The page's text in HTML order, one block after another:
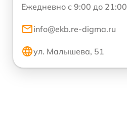
Ежедневно с 9:00 до 21:00
info@ekb.re-digma.ru
ул. Малышева, 51